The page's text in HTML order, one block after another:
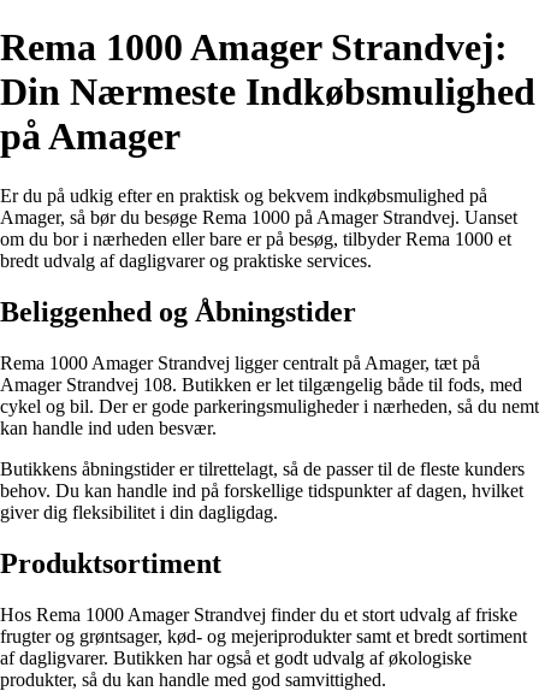
Rema 1000 Amager Strandvej:
Din Nærmeste Indkøbsmulighed
på Amager
Er du på udkig efter en praktisk og bekvem indkøbsmulighed på
Amager, så bør du besøge Rema 1000 på Amager Strandvej. Uanset
om du bor i nærheden eller bare er på besøg, tilbyder Rema 1000 et
bredt udvalg af dagligvarer og praktiske services.
Beliggenhed og Åbningstider
Rema 1000 Amager Strandvej ligger centralt på Amager, tæt på
Amager Strandvej 108. Butikken er let tilgængelig både til fods, med
cykel og bil. Der er gode parkeringsmuligheder i nærheden, så du nemt
kan handle ind uden besvær.
Butikkens åbningstider er tilrettelagt, så de passer til de fleste kunders
behov. Du kan handle ind på forskellige tidspunkter af dagen, hvilket
giver dig fleksibilitet i din dagligdag.
Produktsortiment
Hos Rema 1000 Amager Strandvej finder du et stort udvalg af friske
frugter og grøntsager, kød- og mejeriprodukter samt et bredt sortiment
af dagligvarer. Butikken har også et godt udvalg af økologiske
produkter, så du kan handle med god samvittighed.